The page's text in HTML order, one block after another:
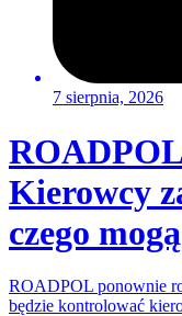
7 sierpnia, 2026
Kierowcy
czego
ROADPOL ponownie
będzie kontrolować